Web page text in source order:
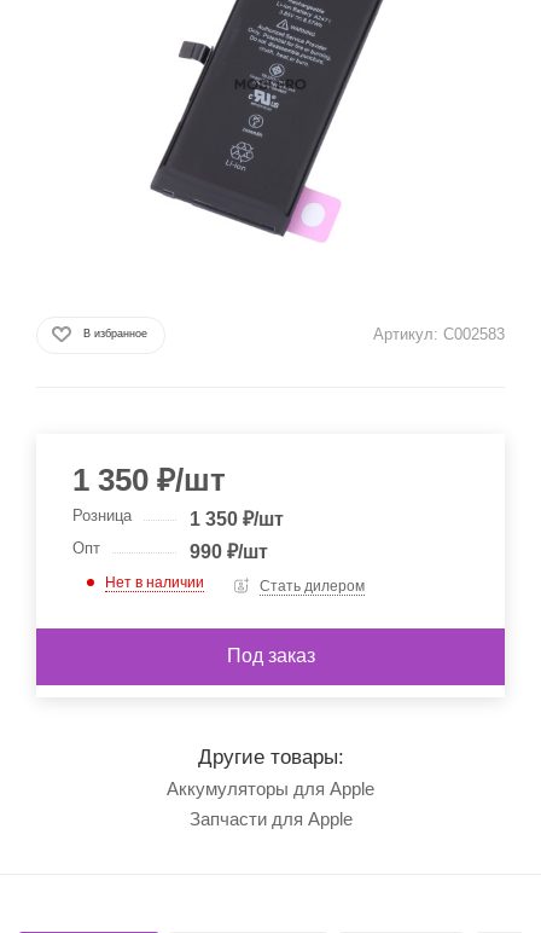
В избранное Артикул: C002583
1 350 ₽/шт
Розница 1 350 ₽/шт
Опт 990 ₽/шт
Нет в наличии Стать дилером
Под заказ
Другие товары:
Аккумуляторы для Apple
Запчасти для Apple